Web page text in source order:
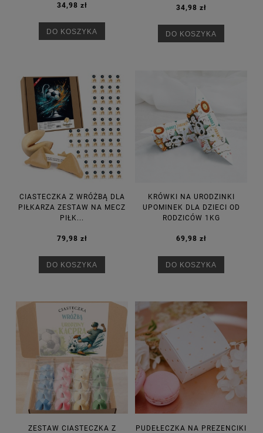
34,98 zł
DO KOSZYKA
34,98 zł
DO KOSZYKA
CIASTECZKA Z WRÓŻBĄ DLA
PIŁKARZA ZESTAW NA MECZ
PIŁK...
79,98 zł
DO KOSZYKA
KRÓWKI NA URODZINKI
UPOMINEK DLA DZIECI OD
RODZICÓW 1KG
69,98 zł
DO KOSZYKA
ZESTAW CIASTECZKA Z
PUDEŁECZKA NA PREZENCIKI